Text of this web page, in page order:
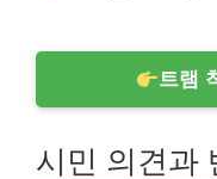
트램
시민 의견과